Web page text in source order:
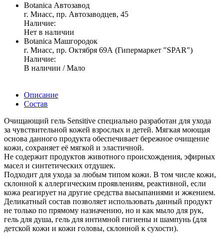
Botanica Автозавод
г. Миасс, пр. Автозаводцев, 45
Наличие:
Нет в наличии
Botanica Машгородок
г. Миасс, пр. Октября 69А (Гипермаркет "SPAR")
Наличие:
В наличии / Мало
Описание
Состав
Очищающий гель Sensitive специально разработан для ухода
за чувствительной кожей взрослых и детей. Мягкая моющая
основа данного продукта обеспечивает бережное очищение
кожи, сохраняет её мягкой и эластичной.
Не содержит продуктов животного происхождения, эфирных
масел и синтетических отдушек.
Подходит для ухода за любым типом кожи. В том числе кожи,
склонной к аллергическим проявлениям, реактивной, если
кожа реагирует на другие средства высыпаниями и жжением.
Деликатный состав позволяет использовать данный продукт
не только по прямому назначению, но и как мыло для рук,
гель для душа, гель для интимной гигиены и шампунь (для
детской кожи и кожи головы, склонной к сухости).